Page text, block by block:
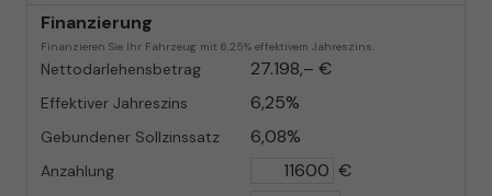
Finanzierung
Finanzieren Sie Ihr Fahrzeug mit 6,25% effektivem Jahreszins.
Nettodarlehensbetrag 27.198,– €
Effektiver Jahreszins 6,25%
Gebundener Sollzinssatz 6,08%
Anzahlung €